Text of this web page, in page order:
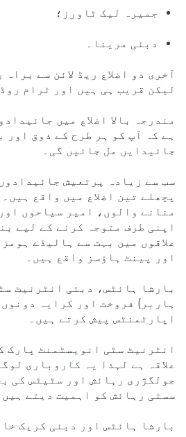
جمیرہ لیک ٹاورز؛
دبئی مرینا۔
آخری دو اضلاع ریڈ لائن سے
لیکن قریب ہی ہیں اور ٹرام
مندرجہ بالا اضلاع میں
ہے کہ آپ کو ہر طرح کے ذوق اور
جائیدایں مل جائیں گی۔
سب سے زیادہ پرتعیش
پچھلے تین اضلاع میں واقع
منانے والوں، امیر سیاحوں
اپنی طرف متوجہ کرنے کے لیے
علاقوں میں بہت سے ہالیڈے
اور پینٹ ہاؤسز واقع ہیں۔
بارشا ہائٹس، دبئی انٹرنیٹ
ہاربر) فروخت اور کرایہ
اپارٹمنٹس پیش کرتے ہیں۔
انٹرنیٹ سٹی انویسٹمنٹ پارک
علاقہ ہے لہذا یہ کاروباری
جولگژری رہائش اور سٹیٹس کی
سستی رہائش کو اہمیت دیتے ہیں
بارشا ہائٹس اور دبئی کریک